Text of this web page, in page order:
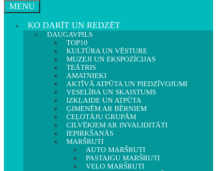
MENU
KO DARĪT UN REDZĒT
DAUGAVPILS
TOP10
KULTŪRA UN VĒSTURE
MUZEJI UN EKSPOZĪCIJAS
TEĀTRIS
AMATNIEKI
AKTĪVĀ ATPŪTA UN PIEDZĪVOJUMI
VESELĪBA UN SKAISTUMS
IZKLAIDE UN ATPŪTA
ĢIMENĒM AR BĒRNIEM
CEĻOTĀJU GRUPĀM
CILVĒKIEM AR INVALIDITĀTI
IEPIRKŠANĀS
MARŠRUTI
AUTO MARŠRUTI
PASTAIGU MARŠRUTI
VELO MARŠRUTI